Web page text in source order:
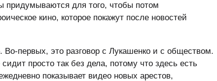
придумываются для того, чтобы потом
кино, которое покажут после новостей
Во-первых, это разговор с Лукашенко и с обществом.
просто так без дела, потому что здесь есть
показывает видео новых арестов,